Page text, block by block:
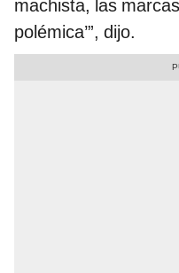
machista, las
polémica’”, dijo.